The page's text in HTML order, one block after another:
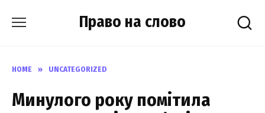
Право на слово
HOME » UNCATEGORIZED
Минулого року помітила